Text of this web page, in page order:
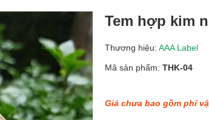
Tem hợp kim
Thương hiệu: AAA Label
Mã sản phẩm: THK-04
Giá chưa bao gồm phí